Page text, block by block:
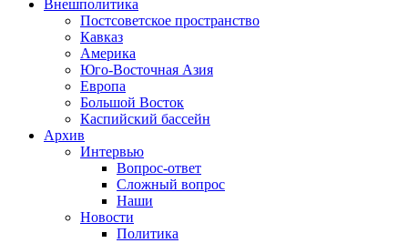
Внешполитика
Постсоветское пространство
Кавказ
Америка
Юго-Восточная Азия
Европа
Большой Восток
Каспийский бассейн
Архив
Интервью
Вопрос-ответ
Сложный вопрос
Наши
Новости
Политика